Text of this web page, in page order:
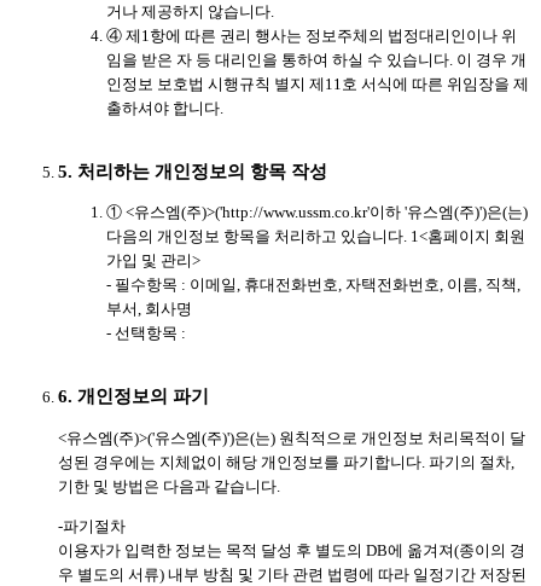
거나 제공하지 않습니다.
④ 제1항에 따른 권리 행사는 정보주체의 법정대리인이나 위
임을 받은 자 등 대리인을 통하여 하실 수 있습니다. 이 경우 개
인정보 보호법 시행규칙 별지 제11호 서식에 따른 위임장을 제
출하셔야 합니다.
5. 처리하는 개인정보의 항목 작성
① <유스엠(주)>('http://www.ussm.co.kr'이하 '유스엠(주)')은(는)
다음의 개인정보 항목을 처리하고 있습니다. 1<홈페이지 회원
가입 및 관리>
- 필수항목 : 이메일, 휴대전화번호, 자택전화번호, 이름, 직책,
부서, 회사명
- 선택항목 :
6. 개인정보의 파기
<유스엠(주)>('유스엠(주)')은(는) 원칙적으로 개인정보 처리목적이 달
성된 경우에는 지체없이 해당 개인정보를 파기합니다. 파기의 절차,
기한 및 방법은 다음과 같습니다.
-파기절차
이용자가 입력한 정보는 목적 달성 후 별도의 DB에 옮겨져(종이의 경
우 별도의 서류) 내부 방침 및 기타 관련 법령에 따라 일정기간 저장된